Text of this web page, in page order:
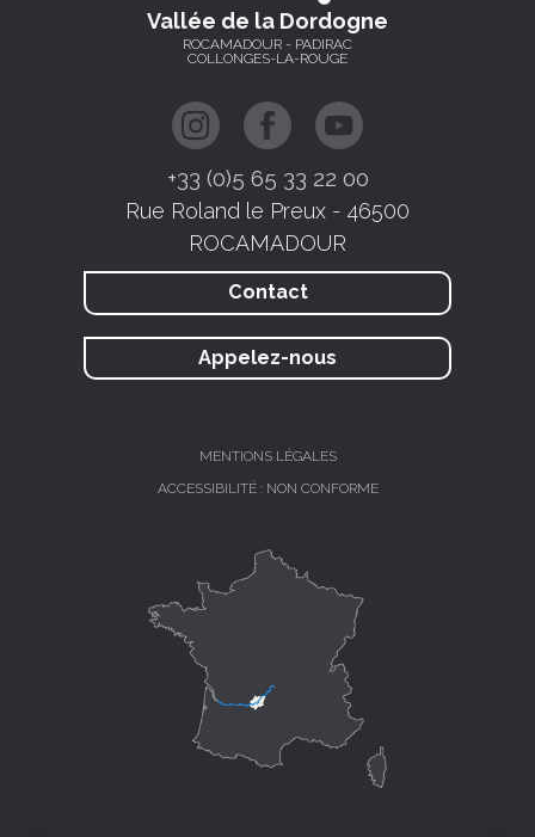
Vallée de la Dordogne
ROCAMADOUR - PADIRAC
COLLONGES-LA-ROUGE
+33 (0)5 65 33 22 00
Rue Roland le Preux - 46500
ROCAMADOUR
Contact
Appelez-nous
MENTIONS LÉGALES
ACCESSIBILITÉ : NON CONFORME